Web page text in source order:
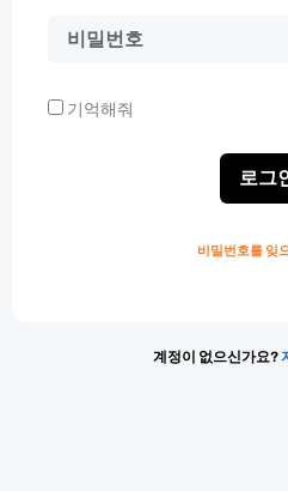
기억해줘
로그
비밀번호를 잊
계정이 없으신가요?